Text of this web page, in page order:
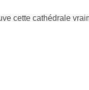
cette cathédrale